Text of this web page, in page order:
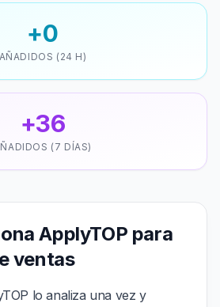
+0
AÑADIDOS (24 H)
+36
(7 DÍAS)
ApplyTOP para
ventas
lo analiza una vez y